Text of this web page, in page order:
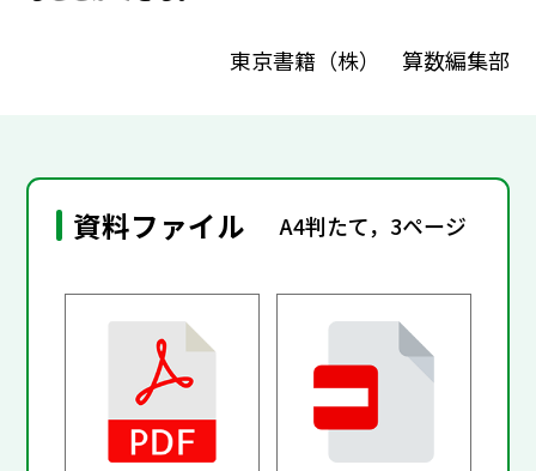
東京書籍（株） 算数編集部
資料ファイル A4判たて，3ページ